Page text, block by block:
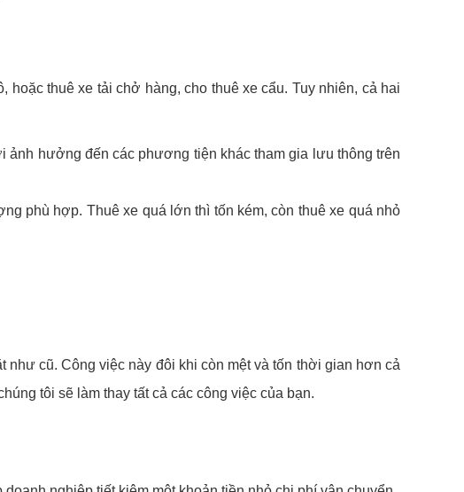
thuê xe tải chở hàng, cho thuê xe cẩu. Tuy nhiên, cả hai
hưởng đến các phương tiện khác tham gia lưu thông trên
phù hợp. Thuê xe quá lớn thì tốn kém, còn thuê xe quá nhỏ
như cũ. Công việc này đôi khi còn mệt và tốn thời gian hơn cả
tôi sẽ làm thay tất cả các công việc của bạn.